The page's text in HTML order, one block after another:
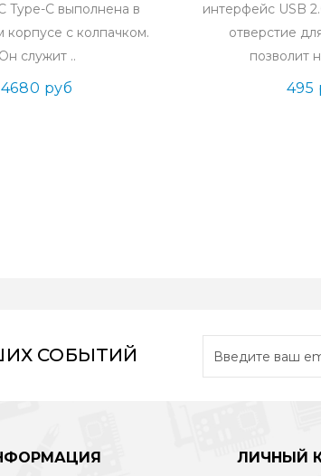
Type-C выполнена в
корпусе с колпачком.
Он служит ..
4680 руб
интерфейс USB
отверстие
позволит
495
СОБЫТИЙ
ЛИЧНЫЙ